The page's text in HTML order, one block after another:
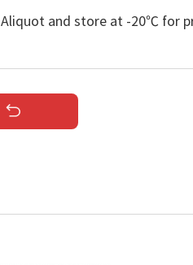
Aliquot and store at -20℃ for